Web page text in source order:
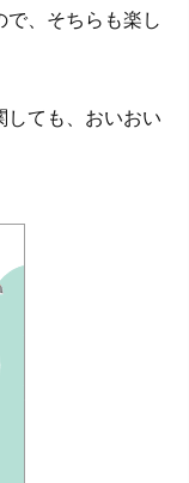
、そちらも楽し
しても、おいおい